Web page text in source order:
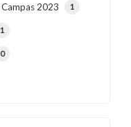
Campas 2023 1
1
0